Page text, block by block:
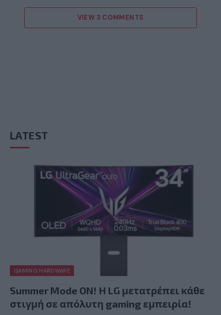
VIEW 3 COMMENTS
LATEST
GAMING HARDWARE
Summer Mode ON! Η LG μετατρέπει κάθε
στιγμή σε απόλυτη gaming εμπειρία!